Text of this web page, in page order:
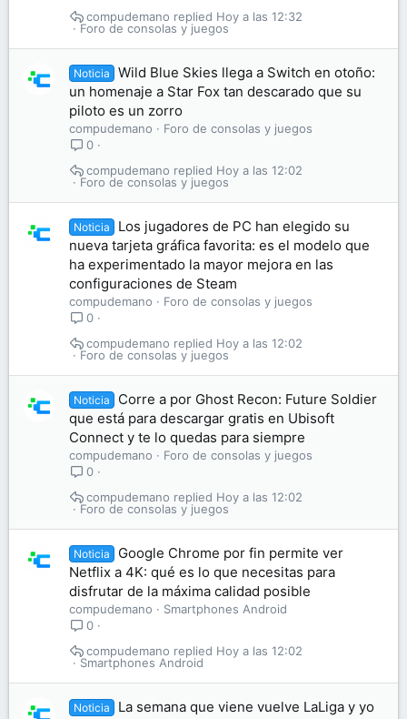
Foro de consolas y juegos
Hoy a las 12:32
compudemano
Noticia
Wild Blue Skies llega a Switch en otoño:
un homenaje a Star Fox tan descarado que su
piloto es un zorro
compudemano
Foro de consolas y juegos
0
Foro de consolas y juegos
Hoy a las 12:02
compudemano
Noticia
Los jugadores de PC han elegido su
nueva tarjeta gráfica favorita: es el modelo que
ha experimentado la mayor mejora en las
configuraciones de Steam
compudemano
Foro de consolas y juegos
0
Foro de consolas y juegos
Hoy a las 12:02
compudemano
Noticia
Corre a por Ghost Recon: Future Soldier
que está para descargar gratis en Ubisoft
Connect y te lo quedas para siempre
compudemano
Foro de consolas y juegos
0
Foro de consolas y juegos
Hoy a las 12:02
compudemano
Noticia
Google Chrome por fin permite ver
Netflix a 4K: qué es lo que necesitas para
disfrutar de la máxima calidad posible
compudemano
Smartphones Android
0
Smartphones Android
Hoy a las 12:02
compudemano
Noticia
La semana que viene vuelve LaLiga y yo